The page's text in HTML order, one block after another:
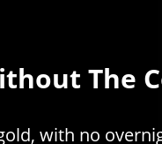
The
with no